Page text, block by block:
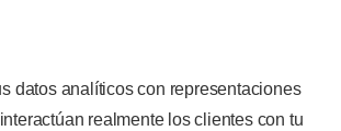
datos analíticos con representaciones
realmente los clientes con tu